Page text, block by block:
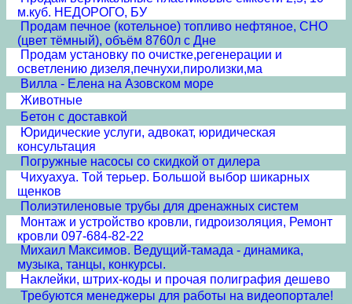
м.куб. НЕДОРОГО, БУ
Продам печное (котельное) топливо нефтяное, СНО
(цвет тёмный), объём 8760л с Дне
Продам установку по очистке,регенерации и
осветлению дизеля,печнухи,пиролизки,ма
Вилла - Елена на Азовском море
Животные
Бетон с доставкой
Юридические услуги, адвокат, юридическая
консультация
Погружные насосы со скидкой от дилера
Чихуахуа. Той терьер. Большой выбор шикарных
щенков
Полиэтиленовые трубы для дренажных систем
Монтаж и устройство кровли, гидроизоляция, Ремонт
кровли 097-684-82-22
Михаил Максимов. Ведущий-тамада - динамика,
музыка, танцы, конкурсы.
Наклейки, штрих-коды и прочая полиграфия дешево
Требуются менеджеры для работы на видеопортале!